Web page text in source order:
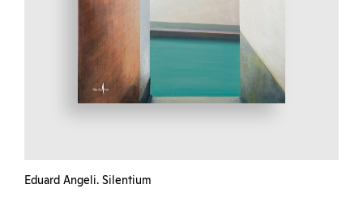
Eduard Angeli. Silentium